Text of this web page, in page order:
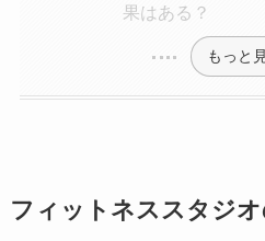
果はある？
もっと
フィットネススタジ